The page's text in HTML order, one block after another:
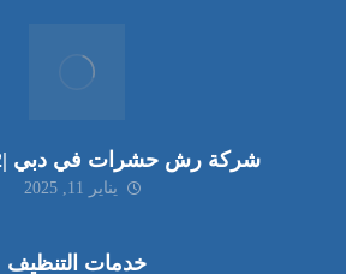
شركة رش حشرات في دبي |0545704502
يناير 11, 2025
خدمات التنظيف